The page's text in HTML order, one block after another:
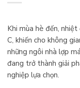
Khi mùa hè đến,
C, khiến cho không
những ngôi nhà lợp
đang trở thành giải
nghiệp lựa chọn.